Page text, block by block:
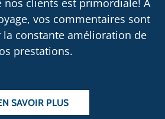
vos commentaires sont
constante amélioration de
prestations.
SAVOIR PLUS